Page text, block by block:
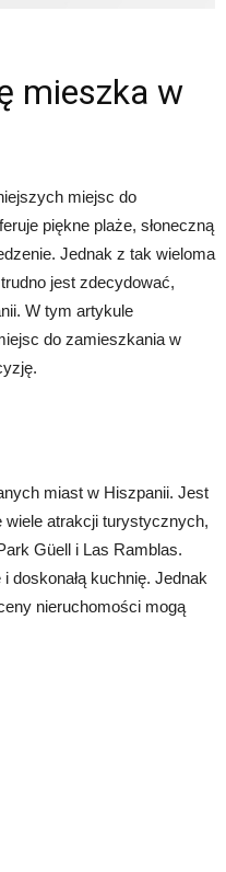
mieszka w
miejsc do
piękne plaże, słoneczną
Jednak z tak wieloma
jest zdecydować,
W tym artykule
do zamieszkania w
miast w Hiszpanii. Jest
wiele atrakcji turystycznych,
Güell i Las Ramblas.
doskonałą kuchnię. Jednak
nieruchomości mogą